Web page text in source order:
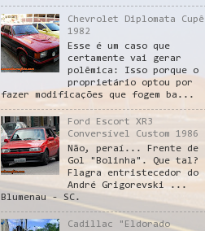
Chevrolet Diplomata Cupê
1982
Esse é um caso que
certamente vai gerar
polêmica: Isso porque o
proprietário optou por
fazer modificações que fogem ba...
Ford Escort XR3
Conversível Custom 1986
Não, peraí... Frente de
Gol "Bolinha". Que tal?
Flagra entristecedor do
André Grigorevski ...
Blumenau - SC.
Cadillac "Eldorado